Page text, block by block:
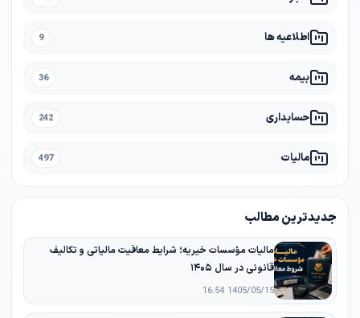
اطلاعیه ها 9
بیمه 36
حسابداری 242
مالیات 497
جدیدترین مطالب
مالیات مؤسسات خیریه؛ شرایط معافیت مالیاتی و تکالیف
قانونی در سال ۱۴۰۵
1405/05/15 16:54